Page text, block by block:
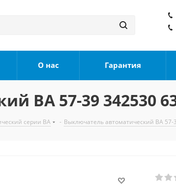
О нас Гарантия
ВА 57-39 342530
серии ВА - Выключатель автоматический ВА 57-